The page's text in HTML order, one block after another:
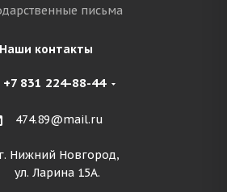
письма
Наши контакты
+7 831 224-88-44
474.89@mail.ru
г. Нижний Новгород,
ул. Ларина 15А.